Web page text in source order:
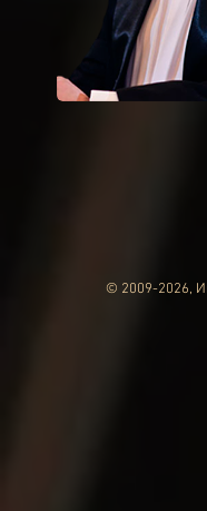
© 2009-2026,